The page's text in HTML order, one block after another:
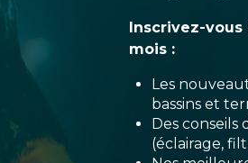
Inscrivez-
mois :
Les
bassins et
Des conseils
(éclairage,